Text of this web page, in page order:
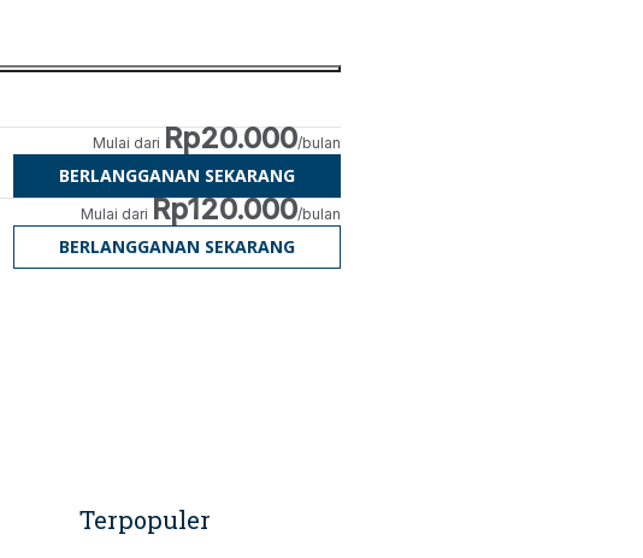
Mulai dari Rp20.000/bulan
BERLANGGANAN SEKARANG
Mulai dari Rp120.000/bulan
BERLANGGANAN SEKARANG
Terpopuler